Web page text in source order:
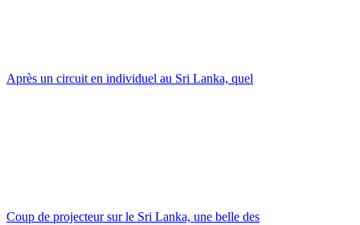
Après un circuit en individuel au Sri Lanka, quel
Coup de projecteur sur le Sri Lanka, une belle des